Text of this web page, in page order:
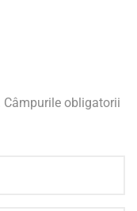
Câmpurile obligatorii